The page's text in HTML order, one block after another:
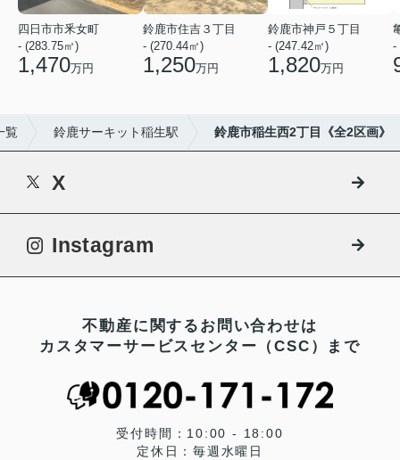
四日市市釆女町
- (283.75㎡)
1,470万円
鈴鹿市住吉３丁目
- (270.44㎡)
1,250万円
鈴鹿市神戸５丁目
- (247.42㎡)
1,820万円
-
覧 鈴鹿サーキット稲生駅 鈴鹿市稲生西2丁目《全2区画》
X
Instagram
不動産に関するお問い合わせは
カスタマーサービスセンター（CSC）まで
受付時間：10:00 - 18:00
定休日：毎週水曜日